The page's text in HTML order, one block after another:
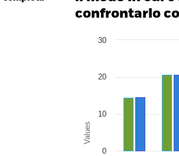
confrontarlo
Bar chart with 2 data
Values
0
10
20
30